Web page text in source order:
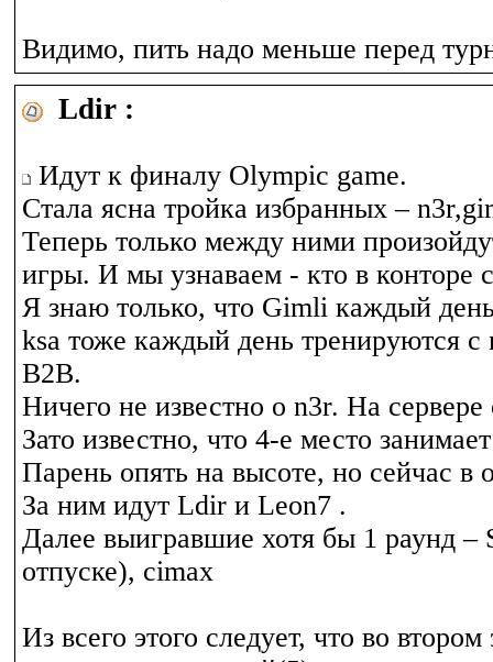
Видимо, пить надо меньше перед
Ldir :
Идут к финалу Olympic game.
Стала ясна тройка избранных –
Теперь только между ними
игры. И мы узнаваем - кто в конторе
Я знаю только, что Gimli каждый
ksa тоже каждый день тренируются с
B2B.
Ничего не известно о n3r. На
Зато известно, что 4-е место
Парень опять на высоте, но сейчас в
За ним идут Ldir и Leon7 .
Далее выигравшие хотя бы 1 раунд –
отпуске), cimax
Из всего этого следует, что во